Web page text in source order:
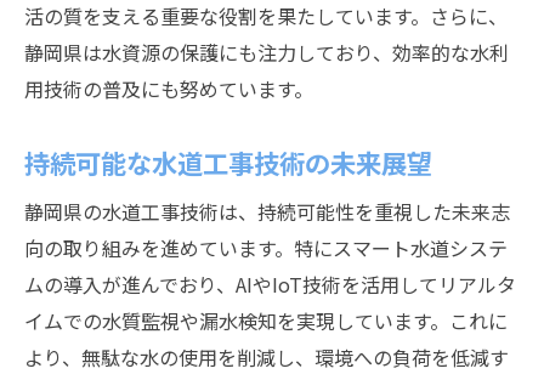
研究成果がもたらす実用的効果
未来を切り開く技術者の挑戦
静岡県における水道工事技術者の育成とその影
技術者育成プログラムの現状
研修と実践を通じたスキル強化
新人技術者の成長を支える環境
地域の課題に対応する専門教育
技術者ネットワーク形成の重要性
活の質を支える重要な役割を果たしています。さらに、
静岡県は水資源の保護にも注力しており、効率的な水利
用技術の普及にも努めています。
持続可能な水道工事技術の未来展望
静岡県の水道工事技術は、持続可能性を重視した未来志
向の取り組みを進めています。特にスマート水道システ
ムの導入が進んでおり、AIやIoT技術を活用してリアルタ
イムでの水質監視や漏水検知を実現しています。これに
より、無駄な水の使用を削減し、環境への負荷を低減す